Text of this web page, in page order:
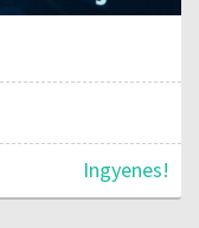
Ingyenes!